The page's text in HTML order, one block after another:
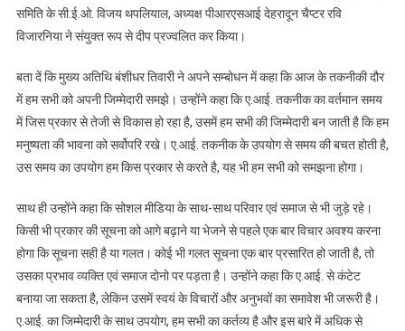
समिति के सी.ई.ओ. विजय थपलियाल, अध्यक्ष पीआरएसआई देहरादून चैप्टर रवि
विजारनिया ने संयुक्त रूप से दीप प्रज्वलित कर किया।
बता दें कि मुख्य अतिथि बंशीधर तिवारी ने अपने सम्बोधन में कहा कि आज के तकनीकी दौर
में हम सभी को अपनी जिम्मेदारी समझे। उन्होंने कहा कि ए.आई. तकनीक का वर्तमान समय
में जिस प्रकार से तेजी से विकास हो रहा है, उसमें हम सभी की जिम्मेदारी बन जाती है कि हम
मनुष्यता की भावना को सर्वोपरि रखे। ए.आई. तकनीक के उपयोग से समय की बचत होती है,
उस समय का उपयोग हम किस प्रकार से करते है, यह भी हम सभी को समझना होगा।
साथ ही उन्होंने कहा कि सोशल मीडिया के साथ-साथ परिवार एवं समाज से भी जुड़े रहे।
किसी भी प्रकार की सूचना को आगे बढ़ाने या भेजने से पहले एक बार विचार अवश्य करना
होगा कि सूचना सही है या गलत। कोई भी गलत सूचना एक बार प्रसारित हो जाती है, तो
उसका प्रभाव व्यक्ति एवं समाज दोनो पर पड़ता है। उन्होंने कहा कि ए.आई. से कंटेट
बनाया जा सकता है, लेकिन उसमें स्वयं के विचारों और अनुभवों का समावेश भी जरूरी है।
ए.आई. का जिम्मेदारी के साथ उपयोग, हम सभी का कर्तव्य है और इस बारे में अधिक से